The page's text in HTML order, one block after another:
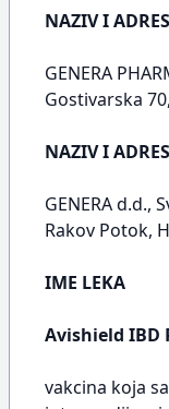
NAZIV I
GENERA
Gostivarska
NAZIV I
GENERA d.d.,
Rakov Potok,
IME LEKA
Avishield IBD
vakcina koja